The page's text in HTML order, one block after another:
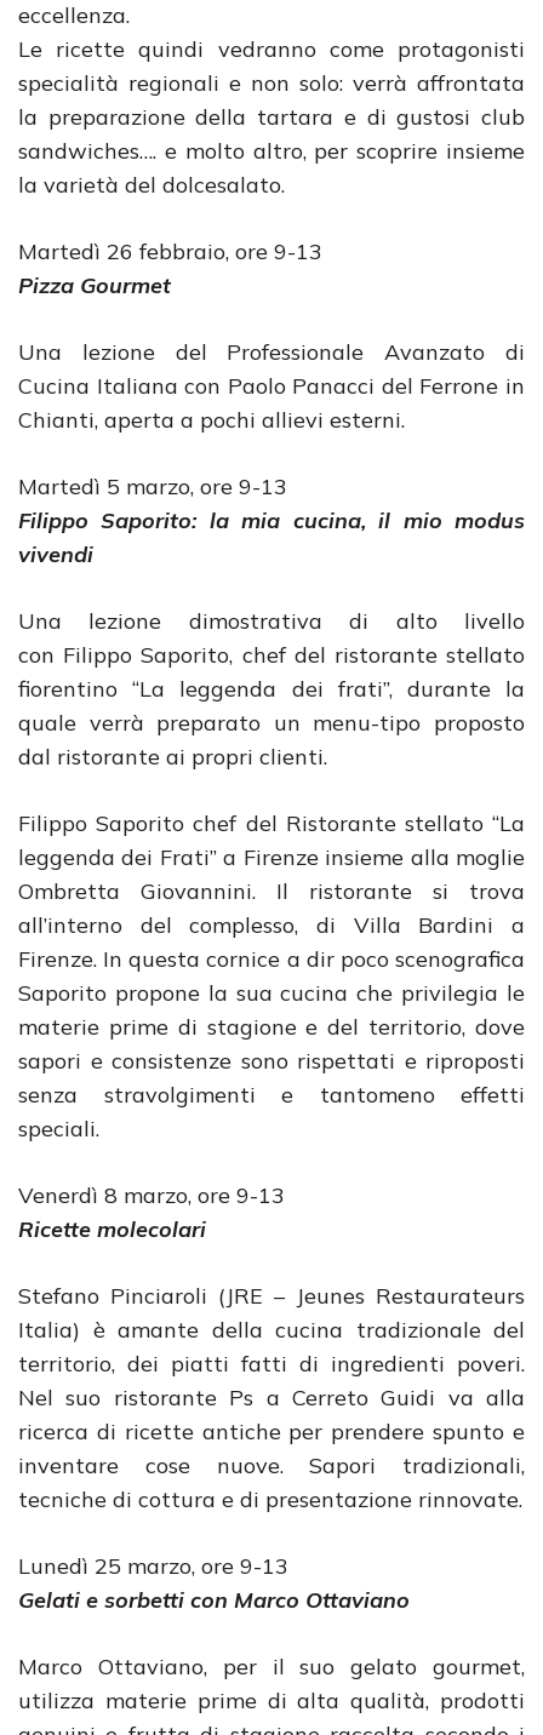
eccellenza.
Le ricette quindi vedranno come protagonisti
specialità regionali e non solo: verrà affrontata
la preparazione della tartara e di gustosi club
sandwiches…. e molto altro, per scoprire insieme
la varietà del dolcesalato.
Martedì 26 febbraio, ore 9-13
Pizza Gourmet
Una lezione del Professionale Avanzato di
Cucina Italiana con Paolo Panacci del Ferrone in
Chianti, aperta a pochi allievi esterni.
Martedì 5 marzo, ore 9-13
Filippo Saporito: la mia cucina, il mio modus
vivendi
Una lezione dimostrativa di alto livello
con Filippo Saporito, chef del ristorante stellato
fiorentino “La leggenda dei frati”, durante la
quale verrà preparato un menu-tipo proposto
dal ristorante ai propri clienti.
Filippo Saporito chef del Ristorante stellato “La
leggenda dei Frati” a Firenze insieme alla moglie
Ombretta Giovannini. Il ristorante si trova
all’interno del complesso, di Villa Bardini a
Firenze. In questa cornice a dir poco scenografica
Saporito propone la sua cucina che privilegia le
materie prime di stagione e del territorio, dove
sapori e consistenze sono rispettati e riproposti
senza stravolgimenti e tantomeno effetti
speciali.
Venerdì 8 marzo, ore 9-13
Ricette molecolari
Stefano Pinciaroli (JRE – Jeunes Restaurateurs
Italia) è amante della cucina tradizionale del
territorio, dei piatti fatti di ingredienti poveri.
Nel suo ristorante Ps a Cerreto Guidi va alla
ricerca di ricette antiche per prendere spunto e
inventare cose nuove. Sapori tradizionali,
tecniche di cottura e di presentazione rinnovate.
Lunedì 25 marzo, ore 9-13
Gelati e sorbetti con Marco Ottaviano
Marco Ottaviano, per il suo gelato gourmet,
utilizza materie prime di alta qualità, prodotti